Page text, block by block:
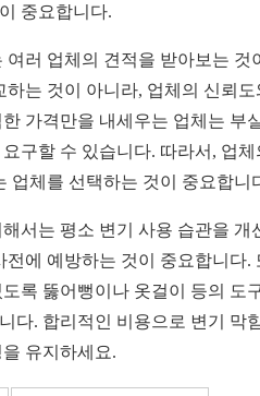
중요합니다.
러 업체의 견적을 받아보는 것
는 것이 아니라, 업체의 신뢰도
가격만을 내세우는 업체는 부
구할 수 있습니다. 따라서, 업체
업체를 선택하는 것이 중요합니
서는 평소 변기 사용 습관을 개
에 예방하는 것이 중요합니다.
록 뚫어뻥이나 옷걸이 등의 도
다. 합리적인 비용으로 변기 막
유지하세요.